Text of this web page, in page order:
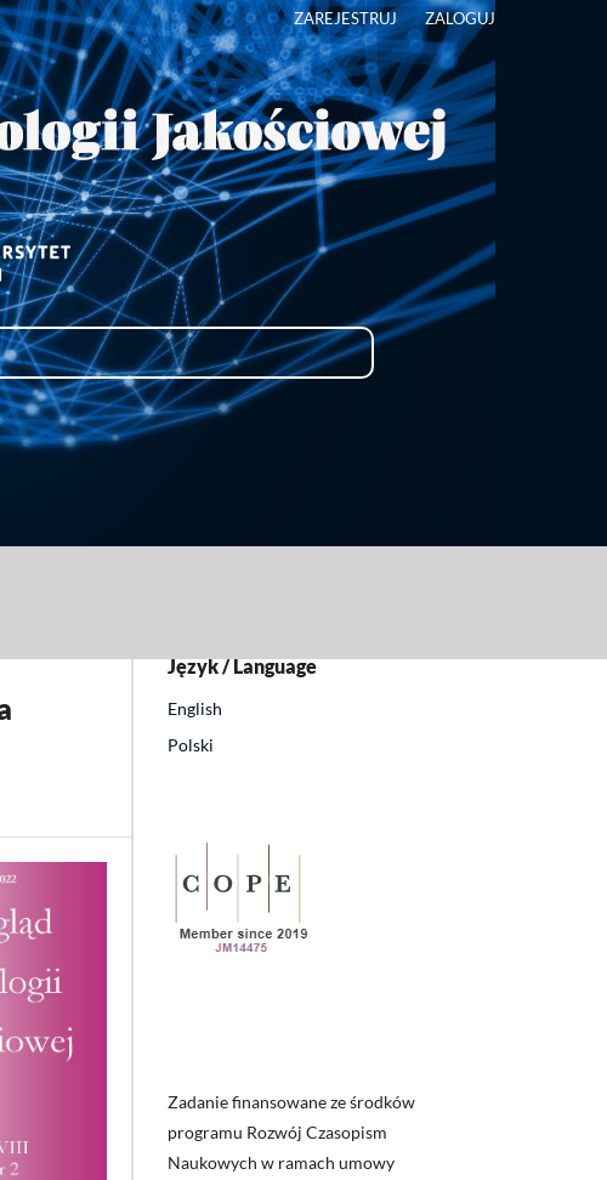
ZAREJESTRUJ ZALOGUJ
Język / Language
English
Polski
Zadanie finansowane ze środków
programu Rozwój Czasopism
Naukowych w ramach umowy